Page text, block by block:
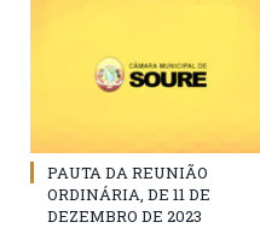
PAUTA DA REUNIÃO
ORDINÁRIA, DE 11 DE
DEZEMBRO DE 2023